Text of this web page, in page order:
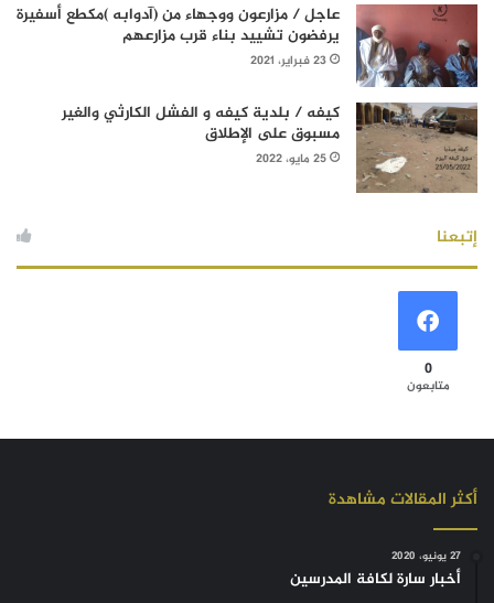
عاجل / مزارعون ووجهاء من (آدوابه )مكطع أسفيرة
يرفضون تشييد بناء قرب مزارعهم
23 فبراير، 2021
كيفه / بلدية كيفه و الفشل الكارثي والغير
مسبوق على الإطلاق
25 مايو، 2022
إتبعنا
0
متابعون
أكثر المقالات مشاهدة
27 يونيو، 2020
أخبار سارة لكافة المدرسين